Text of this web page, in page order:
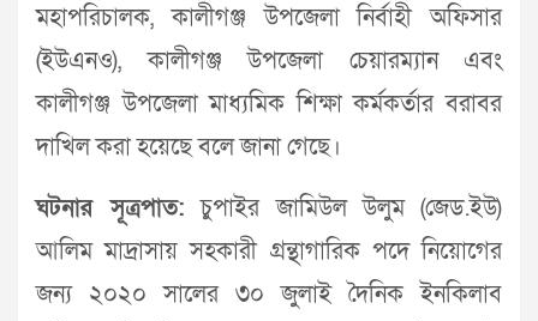
মহাপরিচালক, কালীগঞ্জ উপজেলা নির্বাহী অফিসার
(ইউএনও), কালীগঞ্জ উপজেলা চেয়ারম্যান এবং
কালীগঞ্জ উপজেলা মাধ্যমিক শিক্ষা কর্মকর্তার বরাবর
দাখিল করা হয়েছে বলে জানা গেছে।
ঘটনার সূত্রপাত: চুপাইর জামিউল উলুম (জেড.ইউ)
আলিম মাদ্রাসায় সহকারী গ্রন্থাগারিক পদে নিয়োগের
জন্য ২০২০ সালের ৩০ জুলাই দৈনিক ইনকিলাব